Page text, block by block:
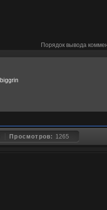
Порядок вывода
Просмотров: 1265